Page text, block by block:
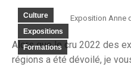
Culture
Expositions
Formations
Exposition Anne
Alors que le cru 2022 des
régions a été dévoilé, je